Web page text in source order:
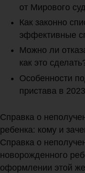
от Мирового
Как законно
эффективные
Можно ли
как это
Особенности
пристава в
Справка о
ребенка: кому и
Справка о
новорожденного
оформлении этой